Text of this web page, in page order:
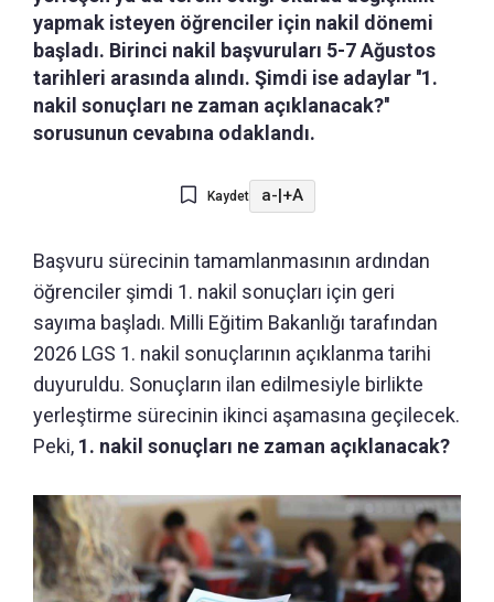
yapmak isteyen öğrenciler için nakil dönemi
başladı. Birinci nakil başvuruları 5-7 Ağustos
tarihleri arasında alındı. Şimdi ise adaylar ''1.
nakil sonuçları ne zaman açıklanacak?''
sorusunun cevabına odaklandı.
Kaydet a- +A
Başvuru sürecinin tamamlanmasının ardından
öğrenciler şimdi 1. nakil sonuçları için geri
sayıma başladı. Milli Eğitim Bakanlığı tarafından
2026 LGS 1. nakil sonuçlarının açıklanma tarihi
duyuruldu. Sonuçların ilan edilmesiyle birlikte
yerleştirme sürecinin ikinci aşamasına geçilecek.
Peki, 1. nakil sonuçları ne zaman açıklanacak?